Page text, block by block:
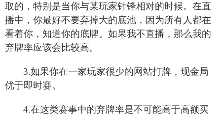
取的，特别是当你与某玩家针锋相对的时候。在直
播中，你最好不要弃掉大的底池，因为所有人都在
看着你，知道你的底牌。如果我不直播，那么我的
弃牌率应该会比较高。
3.如果你在一家玩家很少的网站打牌，现金局
优于即时赛。
4.在这类赛事中的弃牌率是不可能高于高额买